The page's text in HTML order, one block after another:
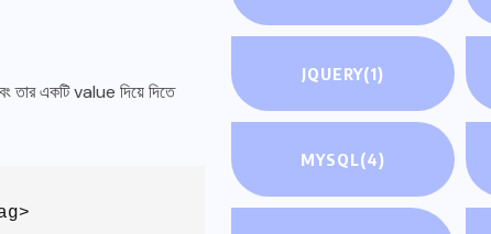
একটি value দিয়ে দিতে
JQUERY(1)
MYSQL(4)